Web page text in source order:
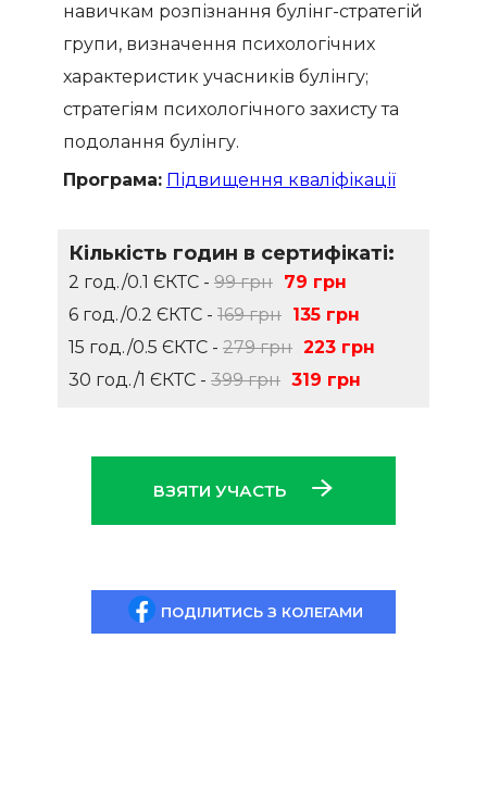
навичкам розпізнання булінг-стратегій
групи, визначення психологічних
характеристик учасників булінгу;
стратегіям психологічного захисту та
подолання булінгу.
Програма: Підвищення кваліфікації
Кількість годин в сертифікаті:
2 год./0.1 ЄКТС - 99 грн 79 грн
6 год./0.2 ЄКТС - 169 грн 135 грн
15 год./0.5 ЄКТС - 279 грн 223 грн
30 год./1 ЄКТС - 399 грн 319 грн
ВЗЯТИ УЧАСТЬ
ПОДІЛИТИСЬ З КОЛЕГАМИ